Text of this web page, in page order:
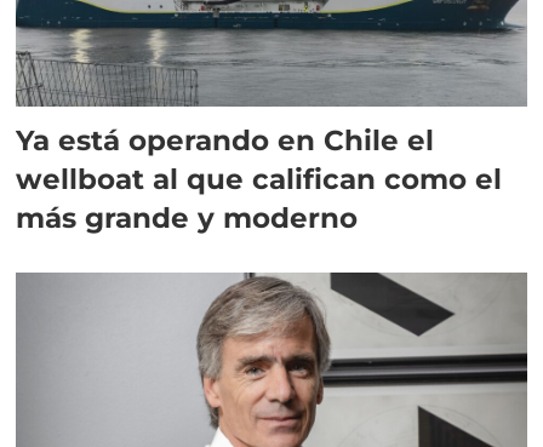
Ya está operando en Chile el
wellboat al que califican como el
más grande y moderno